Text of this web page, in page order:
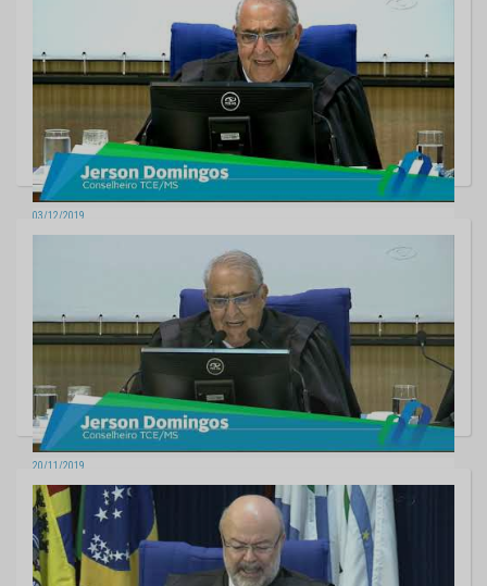
03/12/2019
Sessão da Segunda Câmara - 03/12/2019
20/11/2019
Sessão da Segunda Câmara - 19/11/2019